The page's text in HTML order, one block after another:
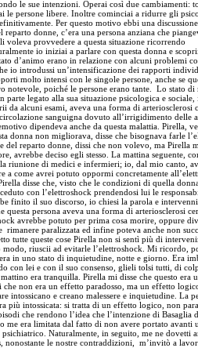
le sue intenzioni. Operai così due cambiamenti:
le persone libere. Inoltre cominciai a ridurre gli
Per questo motivo ebbi una
reparto donne, c’era una persona anziana che
voleva provvedere a questa situazione ricorrendo
io iniziai a parlare con questa donna e
d’animo erano in relazione con alcuni problemi
io introdussi un’intensificazione dei rapporti
molto intensi con le singole persone, anche se
notevole, poiché le persone erano tante. Lo stato di
parte legato alla sua situazione psicologica e
da alcuni esami, aveva una forma di arteriosclerosi
sanguigna dovuto all’irrigidimento delle
dipendeva anche da questa malattia. Pirella,
donna non migliorava, disse che bisognava farle
del reparto donne, dissi che non volevo, ma Pirella
avrebbe deciso egli stesso. La mattina seguente,
riunione di medici e infermieri; io, dal mio canto,
a come avrei potuto oppormi concretamente
disse che, visto che le condizioni di quella
con l’elettroshock prendendosi lui le
finito il suo discorso, io chiesi la parola e
questa persona aveva una forma di arteriosclerosi
avrebbe potuto per prima cosa morire, oppure
rimanere paralizzata ed infine poteva anche non
tutte queste cose Pirella non si sentì più di
modo, riuscii ad evitarle l’elettroshock. Mi ricordo,
in uno stato di inquietudine, notte e giorno. Era
con lei e con il suo consenso, glieli tolsi tutti, di
era tranquilla. Pirella mi disse che questo era
che non era un effetto paradosso, ma un effetto
intossicano e creano malessere e inquietudine. La
più intossicata: si tratta di un effetto logico, non
che rendono l’idea che l’intenzione di Basaglia
me era limitata dal fatto di non avere portato avanti
Naturalmente, in seguito, me ne dovetti
nonostante le nostre contraddizioni, m’invitò a